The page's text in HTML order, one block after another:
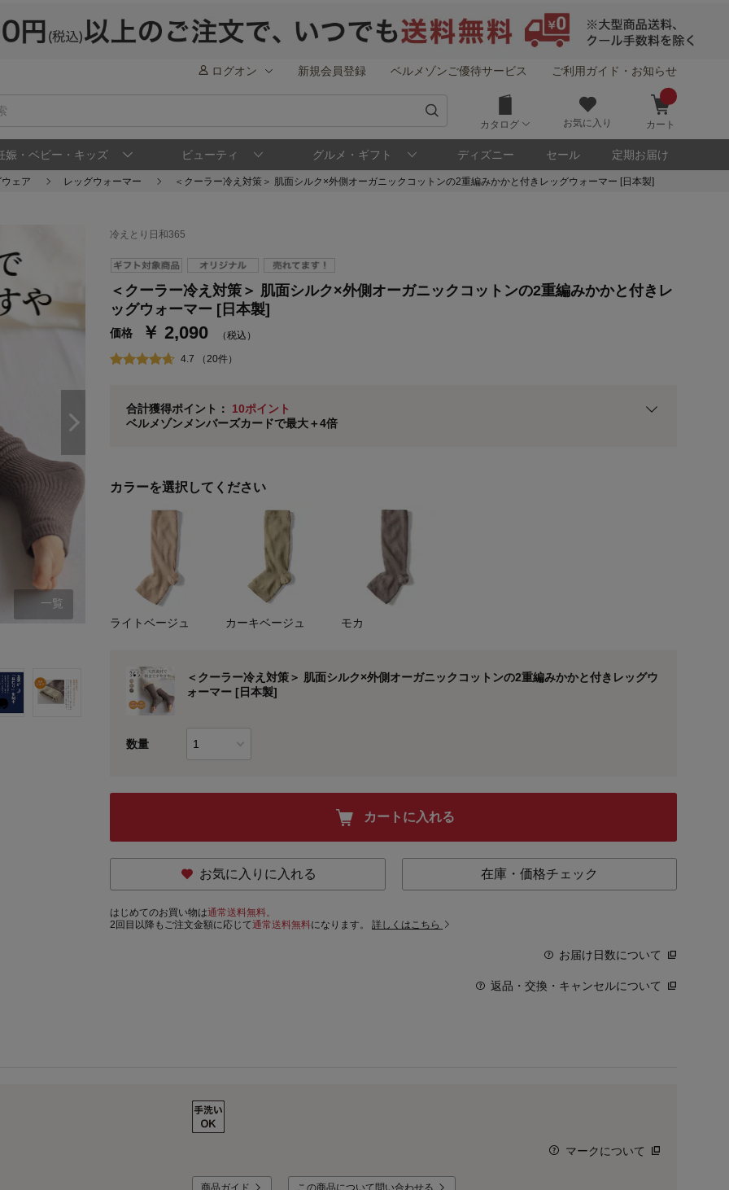
ログオン 新規会員登録 ベルメゾンご優待サービス ご利用ガイド・お知らせ
カタログ お気に入り カート
娠・ベビー・キッズ ビューティ グルメ・ギフト ディズニー セール 定期お届け
ェア レッグウォーマー ＜クーラー冷え対策＞ 肌面シルク×外側オーガニックコットンの2重編みかかと付きレッグウォーマー [日本製]
一覧
冷えとり日和365
＜クーラー冷え対策＞ 肌面シルク×外側オーガニックコットンの2重編みかかと付きレ
ッグウォーマー [日本製]
価格 ￥ 2,090 （税込）
4.7 （20件）
合計獲得ポイント： 10ポイント
ベルメゾンメンバーズカードで最大＋4倍
ステージが上がれば送料無料・返品引取無料！
さらにポイント還元最大16倍！
ベルメゾンご優待サービスについて
通常商品送料無料 返品引取無料（JCBのみ）
※メンバーズカードの加算ポイントはステージ倍率適用前の基本ポイントに対して適用されます。
カラーを選択してください
ライトベージュ カーキベージュ モカ
＜クーラー冷え対策＞ 肌面シルク×外側オーガニックコットンの2重編みかかと付きレッグウ
ォーマー [日本製]
数量
カートに入れる
お気に入りに入れる 在庫・価格チェック
はじめてのお買い物は通常送料無料。
2回目以降もご注文金額に応じて通常送料無料になります。詳しくはこちら
お届け日数について
返品・交換・キャンセルについて
マークについて
商品ガイド この商品について問い合わせる